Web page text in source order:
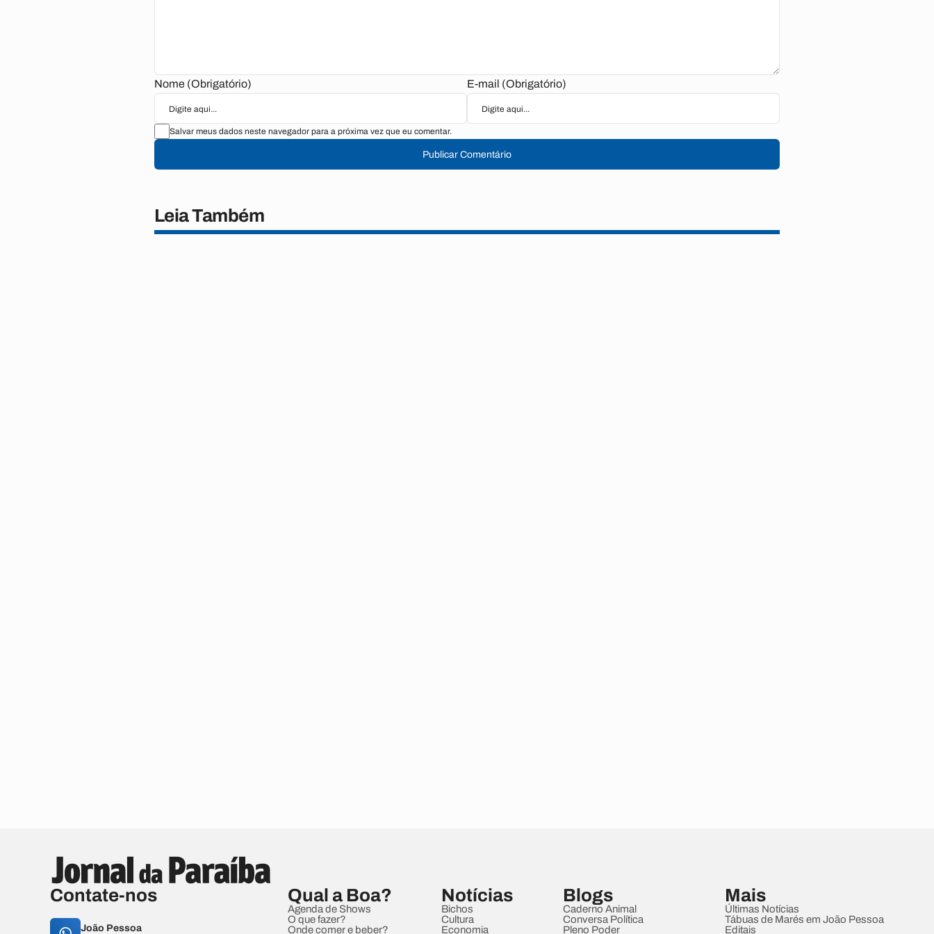
Nome (Obrigatório) E-mail (Obrigatório)
Salvar meus dados neste navegador para a próxima vez que eu comentar.
Publicar Comentário
Leia Também
Contate-nos
João Pessoa
Qual a Boa?
Agenda de Shows
O que fazer?
Onde comer e beber?
Notícias
Bichos
Cultura
Economia
Blogs
Caderno Animal
Conversa Política
Pleno Poder
Mais
Últimas Notícias
Tábuas de Marés em João Pessoa
Editais